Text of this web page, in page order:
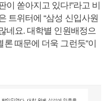
쏟아지고 있다!”라고 비
트위터에 “삼성 신입사원
네요. 대학별 인원배정으
때문에 더욱 그런듯”이